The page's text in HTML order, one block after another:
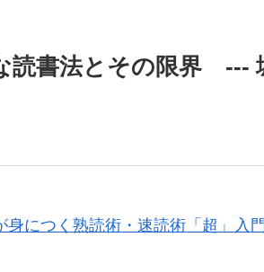
読書法とその限界 ---
につく熟読術・速読術「超」入門